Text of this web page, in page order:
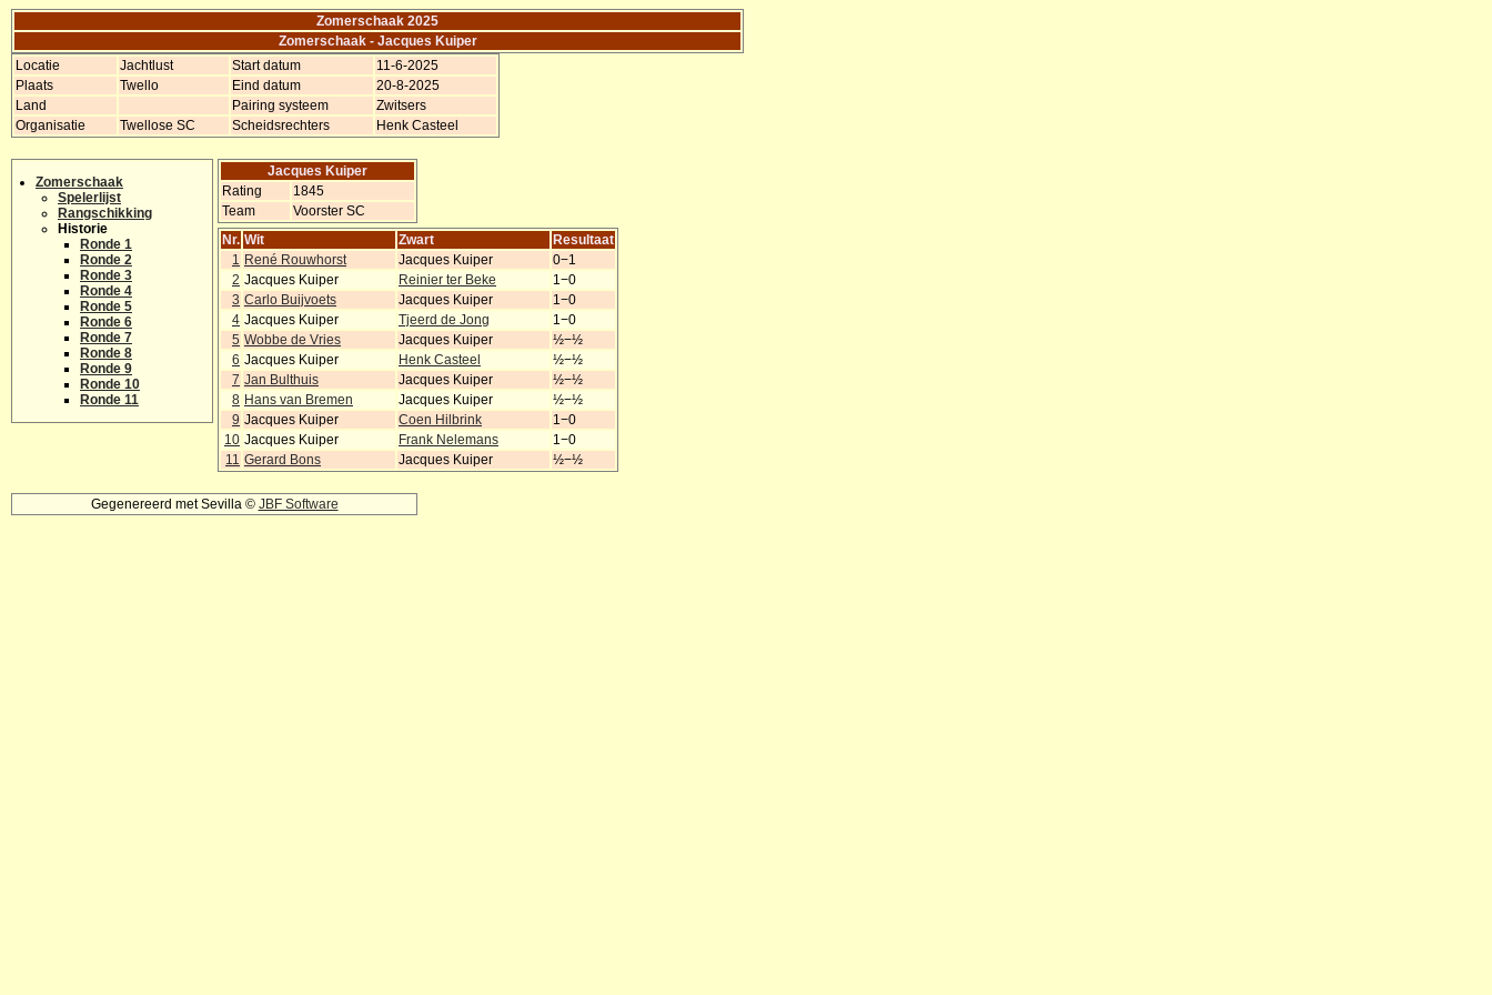
Zomerschaak 2025
Zomerschaak - Jacques Kuiper
Locatie
Jachtlust Start datum
11-6-2025
Plaats
Twello Eind datum
20-8-2025
Land
Pairing systeem
Zwitsers
Organisatie
Twellose SC Scheidsrechters Henk Casteel
Zomerschaak
Spelerlijst
Rangschikking
Historie
Ronde 1
Ronde 2
Ronde 3
Ronde 4
Ronde 5
Ronde 6
Ronde 7
Ronde 8
Ronde 9
Ronde 10
Ronde 11
Jacques Kuiper
Rating
1845
Team
Voorster SC
Nr. Wit Zwart
Resultaat
1 René Rouwhorst Jacques Kuiper
0−1
2 Jacques Kuiper Reinier ter Beke
1−0
3 Carlo Buijvoets Jacques Kuiper
1−0
4 Jacques Kuiper Tjeerd de Jong
1−0
5 Wobbe de Vries Jacques Kuiper
½−½
6 Jacques Kuiper Henk Casteel
½−½
7 Jan Bulthuis Jacques Kuiper
½−½
8 Hans van Bremen Jacques Kuiper
½−½
9 Jacques Kuiper Coen Hilbrink
1−0
10 Jacques Kuiper Frank Nelemans
1−0
11 Gerard Bons Jacques Kuiper ½−½
Gegenereerd met Sevilla © JBF Software